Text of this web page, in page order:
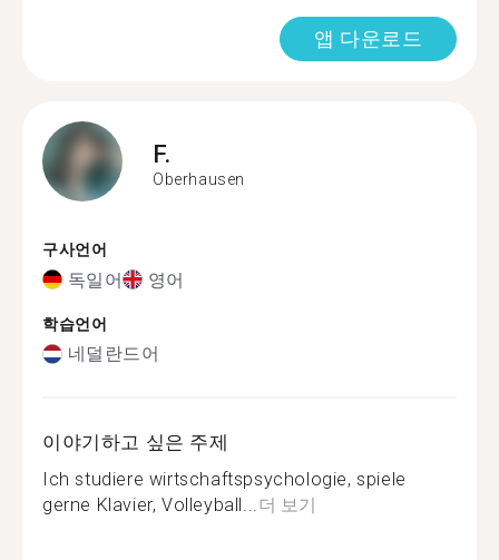
앱 다운로드
F.
Oberhausen
구사언어
독일어 영어
학습언어
네덜란드어
이야기하고 싶은 주제
Ich studiere wirtschaftspsychologie, spiele
gerne Klavier, Volleyball...더 보기